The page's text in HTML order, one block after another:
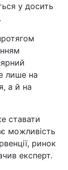
у досить
лише на
а й на
ставати
можливість
ринок
експерт.